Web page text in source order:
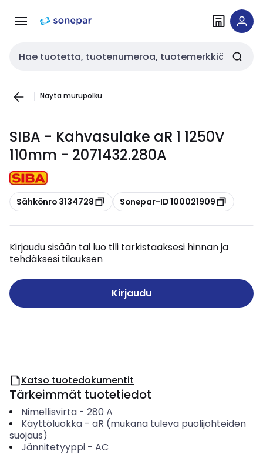
navigointiinsisältöön
Haku
Näytä murupolku
SIBA - Kahvasulake aR 1 1250V
110mm - 2071432.280A
Kopioi
Sähkönro 3134728 Kopioi
Sonepar-ID 100021909
Kirjaudu sisään tai luo tili tarkistaaksesi hinnan ja
tehdäksesi tilauksen
Kirjaudu
Katso tuotedokumentit
Tärkeimmät tuotetiedot
Nimellisvirta- 280 A
Käyttöluokka- aR (mukana tuleva puolijohteiden
suojaus)
Jännitetyyppi- AC